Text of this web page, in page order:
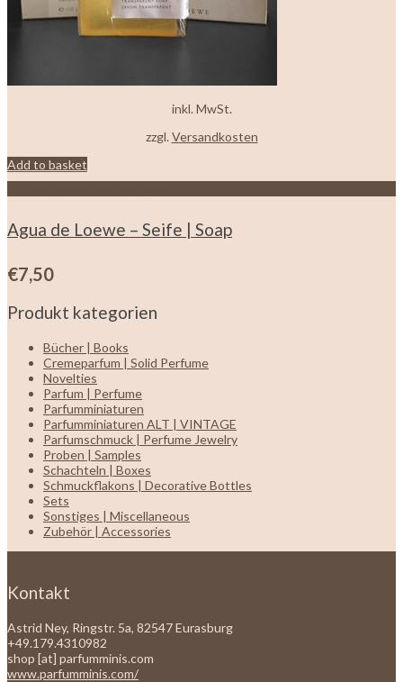
inkl. MwSt.
zzgl. Versandkosten
Add to basket
Agua de Loewe – Seife | Soap
€7,50
Produkt kategorien
Bücher | Books
Cremeparfum | Solid Perfume
Novelties
Parfum | Perfume
Parfumminiaturen
Parfumminiaturen ALT | VINTAGE
Parfumschmuck | Perfume Jewelry
Proben | Samples
Schachteln | Boxes
Schmuckflakons | Decorative Bottles
Sets
Sonstiges | Miscellaneous
Zubehör | Accessories
Kontakt
Astrid Ney, Ringstr. 5a, 82547 Eurasburg
+49.179.4310982
shop [at] parfumminis.com
www.parfumminis.com/